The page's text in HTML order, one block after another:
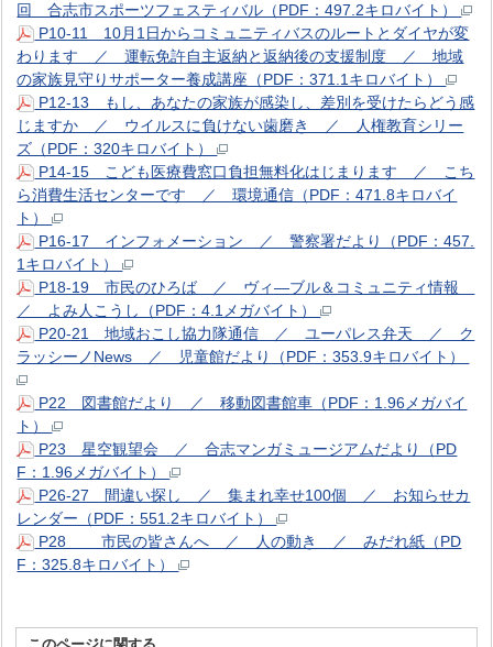
回 合志市スポーツフェスティバル（PDF：497.2キロバイト）
P10-11 10月1日からコミュニティバスのルートとダイヤが変
わります ／ 運転免許自主返納と返納後の支援制度 ／ 地域
の家族見守りサポーター養成講座（PDF：371.1キロバイト）
P12-13 もし、あなたの家族が感染し、差別を受けたらどう感
じますか ／ ウイルスに負けない歯磨き ／ 人権教育シリー
ズ（PDF：320キロバイト）
P14-15 こども医療費窓口負担無料化はじまります ／ こち
ら消費生活センターです ／ 環境通信（PDF：471.8キロバイ
ト）
P16-17 インフォメーション ／ 警察署だより（PDF：457.
1キロバイト）
P18-19 市民のひろば ／ ヴィ―ブル＆コミュニティ情報
／ よみ人こうし（PDF：4.1メガバイト）
P20-21 地域おこし協力隊通信 ／ ユーパレス弁天 ／ ク
ラッシーノNews ／ 児童館だより（PDF：353.9キロバイト）
P22 図書館だより ／ 移動図書館車（PDF：1.96メガバイ
ト）
P23 星空観望会 ／ 合志マンガミュージアムだより（PD
F：1.96メガバイト）
P26-27 間違い探し ／ 集まれ幸せ100個 ／ お知らせカ
レンダー（PDF：551.2キロバイト）
P28 市民の皆さんへ ／ 人の動き ／ みだれ紙（PD
F：325.8キロバイト）